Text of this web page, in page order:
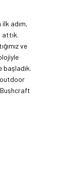
adım,
attık.
ve
outdoor
Bushcraft